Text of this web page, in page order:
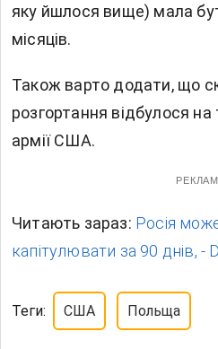
яку йшлося вище) мала
місяців.
Також варто додати, що
розгортання відбулося
армії США.
Читають зараз: Росія
капітулювати за 90 днів, -
Теги: США Польща